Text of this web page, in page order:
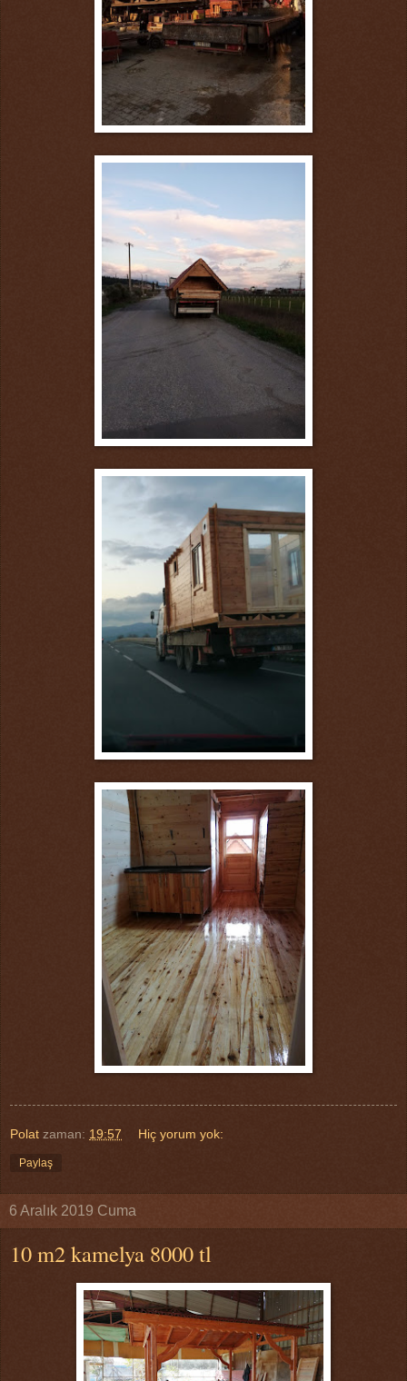
Polat zaman: 19:57 Hiç yorum yok:
Paylaş
6 Aralık 2019 Cuma
10 m2 kamelya 8000 tl